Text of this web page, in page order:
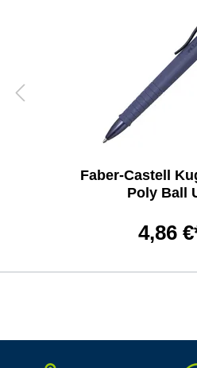
Faber-Castell
Poly Ball
4,86